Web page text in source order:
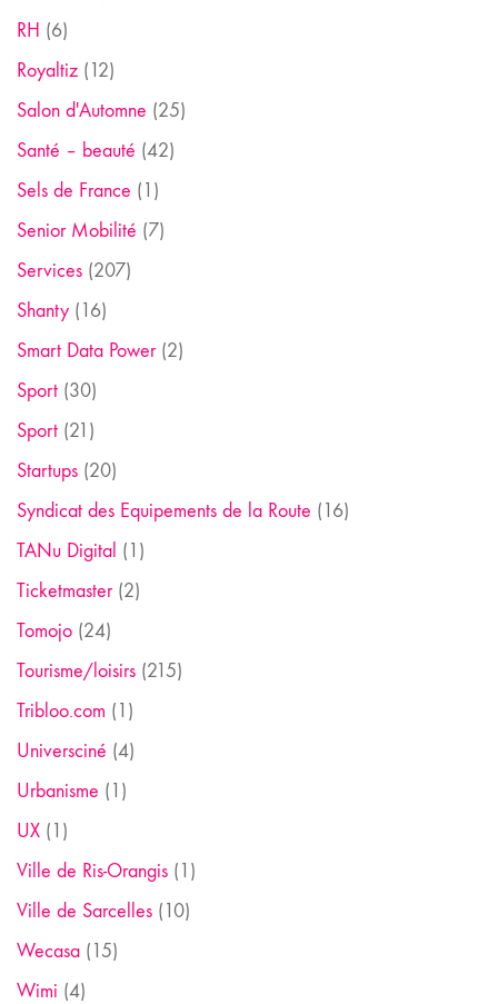
RH (6)
Royaltiz (12)
Salon d'Automne (25)
Santé – beauté (42)
Sels de France (1)
Senior Mobilité (7)
Services (207)
Shanty (16)
Smart Data Power(2)
Sport (30)
Sport (21)
Startups (20)
Syndicat des Equipements de la Route (16)
TANu Digital (1)
Ticketmaster(2)
Tomojo (24)
Tourisme/loisirs (215)
Tribloo.com (1)
Universciné (4)
Urbanisme (1)
UX (1)
Ville de Ris-Orangis (1)
Ville de Sarcelles (10)
Wecasa (15)
Wimi (4)